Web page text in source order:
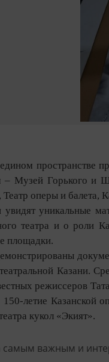
пространстве
– Музей Горького и
оперы и балета,
увидят уникальные
театра и о роли
площадки.
Казани.
режиссеров
150-летие Казанской
кукол «Экият».
самым важным и